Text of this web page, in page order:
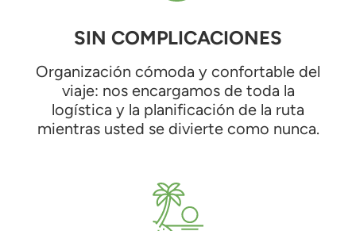
SIN COMPLICACIONES
Organización cómoda y confortable del
viaje: nos encargamos de toda la
logística y la planificación de la ruta
mientras usted se divierte como nunca.